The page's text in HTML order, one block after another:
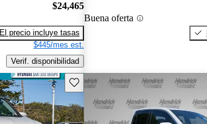
$24,465
El precio incluye tasas
$445/mes est.
Verif. disponibilidad
Buena oferta
Guarda este Aviso